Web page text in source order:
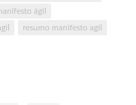
ágil
resumo manifesto agil